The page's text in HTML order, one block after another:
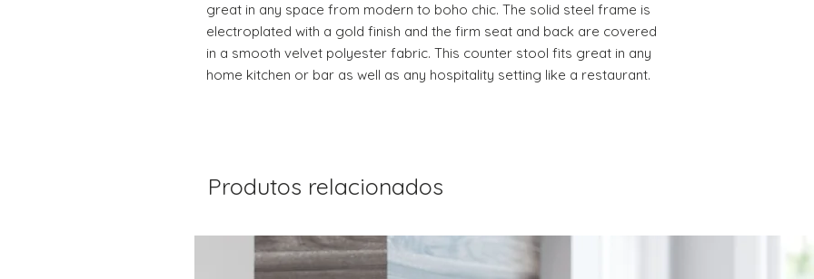
great in any space from modern to boho chic. The solid steel frame is
electroplated with a gold finish and the firm seat and back are covered
in a smooth velvet polyester fabric. This counter stool fits great in any
home kitchen or bar as well as any hospitality setting like a restaurant.
Produtos relacionados